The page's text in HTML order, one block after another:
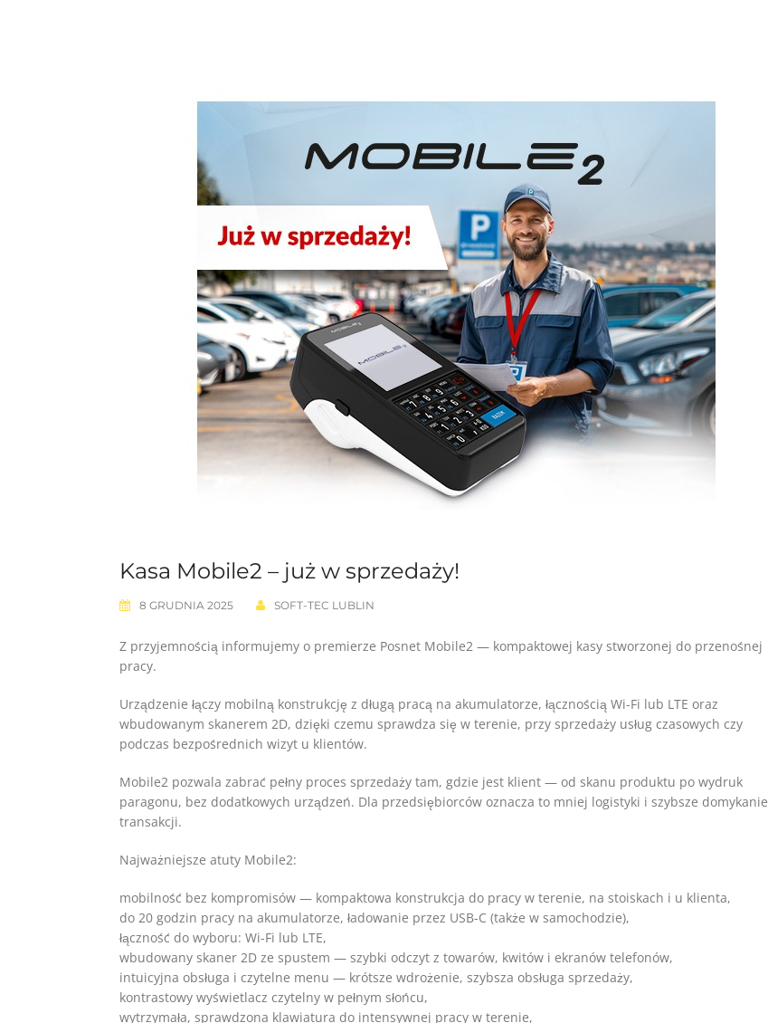
Kasa Mobile2 – już w sprzedaży!
8 GRUDNIA 2025 SOFT-TEC LUBLIN
Z przyjemnością informujemy o premierze Posnet Mobile2 — kompaktowej kasy stworzonej do przenośnej
pracy.
Urządzenie łączy mobilną konstrukcję z długą pracą na akumulatorze, łącznością Wi-Fi lub LTE oraz
wbudowanym skanerem 2D, dzięki czemu sprawdza się w terenie, przy sprzedaży usług czasowych czy
podczas bezpośrednich wizyt u klientów.
Mobile2 pozwala zabrać pełny proces sprzedaży tam, gdzie jest klient — od skanu produktu po wydruk
paragonu, bez dodatkowych urządzeń. Dla przedsiębiorców oznacza to mniej logistyki i szybsze domykanie
transakcji.
Najważniejsze atuty Mobile2:
mobilność bez kompromisów — kompaktowa konstrukcja do pracy w terenie, na stoiskach i u klienta,
do 20 godzin pracy na akumulatorze, ładowanie przez USB-C (także w samochodzie),
łączność do wyboru: Wi-Fi lub LTE,
wbudowany skaner 2D ze spustem — szybki odczyt z towarów, kwitów i ekranów telefonów,
intuicyjna obsługa i czytelne menu — krótsze wdrożenie, szybsza obsługa sprzedaży,
kontrastowy wyświetlacz czytelny w pełnym słońcu,
wytrzymała, sprawdzona klawiatura do intensywnej pracy w terenie,